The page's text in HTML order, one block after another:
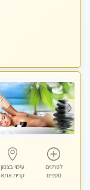
לפרטים
נוספים
עיסוי בצפון
קרית אתא